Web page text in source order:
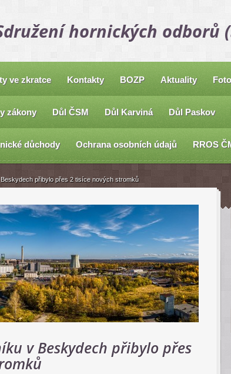
hornických odborů
ve zkratce Kontakty BOZP Aktuality
zákony Důl ČSM Důl Karviná Důl Paskov
důchody Ochrana osobních údajů RROS
v Beskydech přibylo přes
přibylo přes 2 tisíce nových stromků